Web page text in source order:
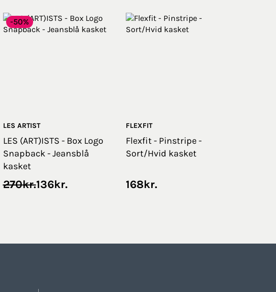
-50%
LES ARTIST
LES (ART)ISTS - Box Logo
Snapback - Jeansblå
kasket
270kr.
Original136kr.
Current
FLEXFIT
Flexfit - Pinstripe -
Sort/Hvid kasket
168kr.